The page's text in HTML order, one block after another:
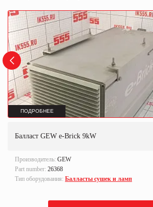
ПОДРОБНЕЕ
Балласт GEW e-Brick 9kW
Производитель: GEW
Part number: 26368
Тип оборудования: Балласты сушек и ламп